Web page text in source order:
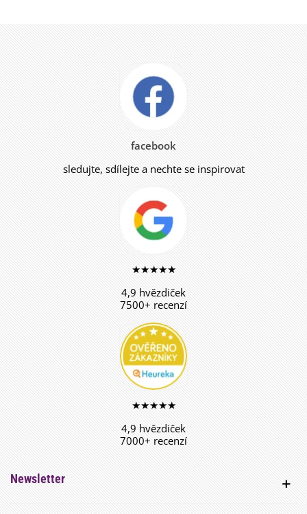
facebook
sledujte, sdílejte a nechte se inspirovat
★★★★★
4,9 hvězdiček
7500+ recenzí
★★★★★
4,9 hvězdiček
7000+ recenzí
Newsletter